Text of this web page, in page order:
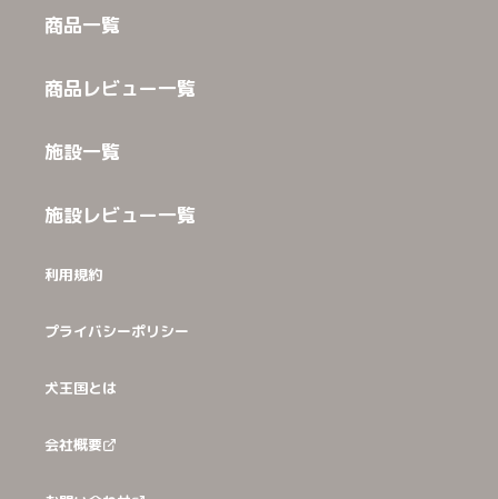
商品一覧
商品レビュー一覧
施設一覧
施設レビュー一覧
利用規約
プライバシーポリシー
犬王国とは
会社概要